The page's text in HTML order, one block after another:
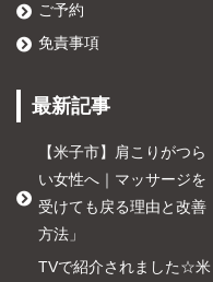
ご予約
免責事項
最新記事
【米子市】肩こりがつら
い女性へ｜マッサージを
受けても戻る理由と改善
方法」
TVで紹介されました☆米